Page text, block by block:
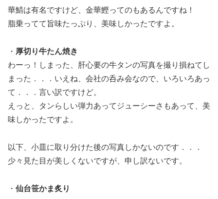
華鯖は有名ですけど、金華鰹ってのもあるんですね！
脂乗ってて旨味たっぷり、美味しかったですよ。
・ 厚切り牛たん焼き
わーっ！しまった、肝心要の牛タンの写真を撮り損ねてし
まった．．．いえね、会社の呑み会なので、いろいろあっ
て．．．言い訳ですけど。
えっと、タンらしい弾力あってジューシーさもあって、美
味しかったですよ。
以下、小皿に取り分けた後の写真しかないのです．．．
少々見た目が美しくないですが、申し訳ないです。
・ 仙台笹かま炙り